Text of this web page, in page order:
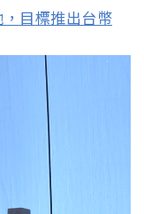
目標推出台幣